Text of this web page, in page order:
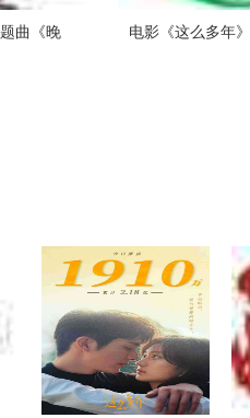
曲《晚
电影《这么多年